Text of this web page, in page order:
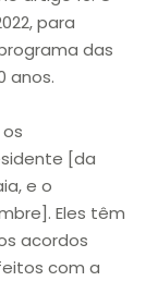
para
das
anos.
[da
e o
Eles têm
acordos
com a